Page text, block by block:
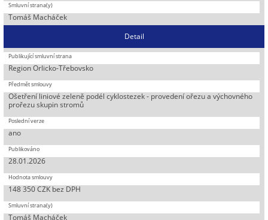
Tomáš Macháček
Detail
Region Orlicko-Třebovsko
Ošetření liniové zeleně podél cyklostezek - provedení ořezu a výchovného
prořezu skupin stromů
ano
28.01.2026
148 350 CZK bez DPH
Tomáš Macháček